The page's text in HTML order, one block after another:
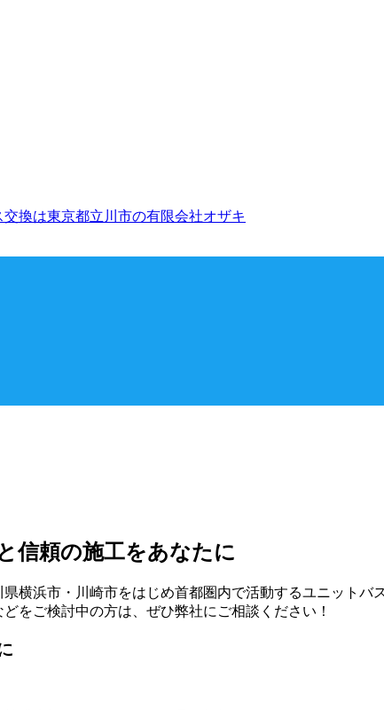
信頼の施工をあなたに
横浜市・川崎市をはじめ首都圏内で活動するユニットバ
をご検討中の方は、ぜひ弊社にご相談ください！